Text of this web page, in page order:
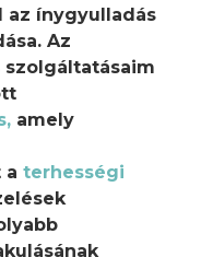
az ínygyulladás
Az
,amely
a terhességi